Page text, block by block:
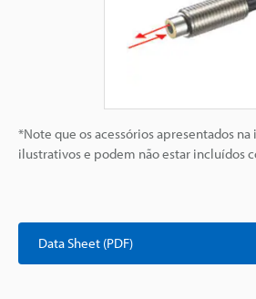
*Note que os acessórios apresentados
ilustrativos e podem não estar incluídos
Data Sheet (PDF)